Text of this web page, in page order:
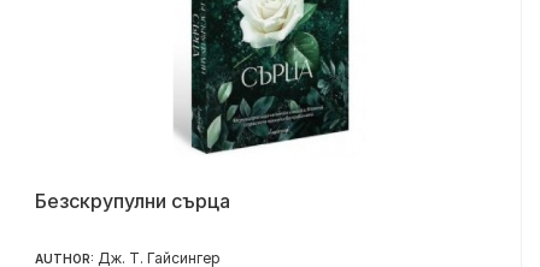
Безскрупулни сърца
AUTHOR: Дж. Т. Гайсингер